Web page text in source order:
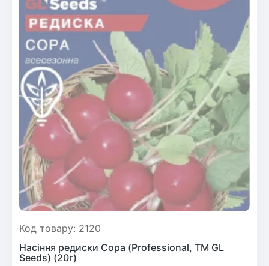
Код товару: 2120
Насіння редиски Сора (Professional, TM GL
Seeds) (20г)